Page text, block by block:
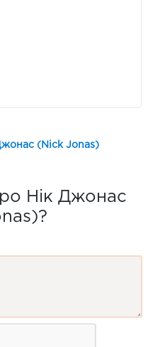
(Nick Jonas)
Нік Джонас